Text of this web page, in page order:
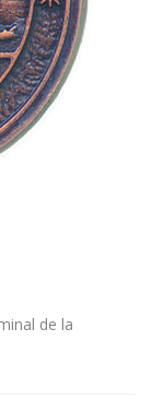
de la